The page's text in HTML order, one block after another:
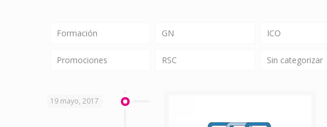
Formación GN ICO
Promociones RSC Sin categorizar
19 mayo, 2017